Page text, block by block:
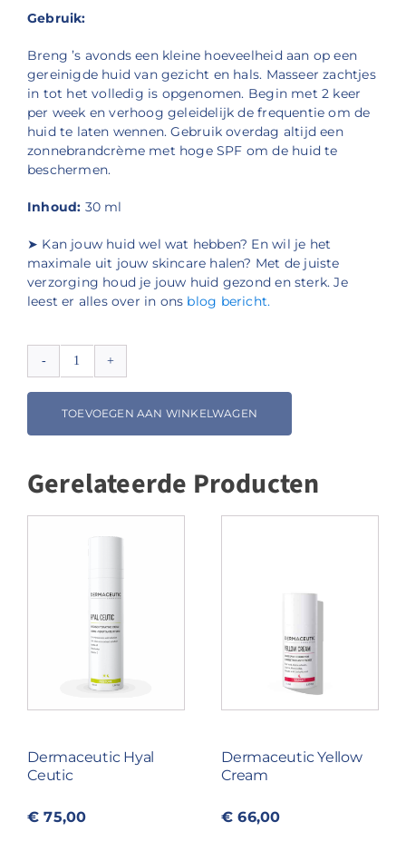
Gebruik:
Breng ’s avonds een kleine hoeveelheid aan op een
gereinigde huid van gezicht en hals. Masseer zachtjes
in tot het volledig is opgenomen. Begin met 2 keer
per week en verhoog geleidelijk de frequentie om de
huid te laten wennen. Gebruik overdag altijd een
zonnebrandcrème met hoge SPF om de huid te
beschermen.
Inhoud: 30 ml
➤ Kan jouw huid wel wat hebben? En wil je het
maximale uit jouw skincare halen? Met de juiste
verzorging houd je jouw huid gezond en sterk. Je
leest er alles over in ons blog bericht.
Dermaceutic
Retinol
TOEVOEGEN AAN WINKELWAGEN
Gerelateerde Producten
Dermaceutic Hyal
Ceutic
€ 75,00
Dermaceutic Yellow
Cream
€ 66,00